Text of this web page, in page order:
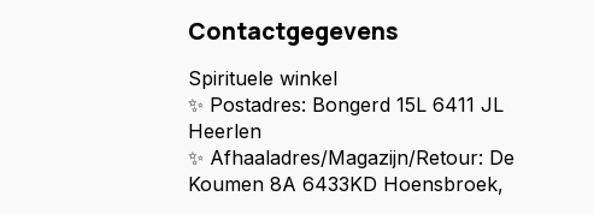
Contactgegevens
Spirituele winkel
✨ Postadres: Bongerd 15L 6411 JL
Heerlen
✨ Afhaaladres/Magazijn/Retour: De
Koumen 8A 6433KD Hoensbroek,